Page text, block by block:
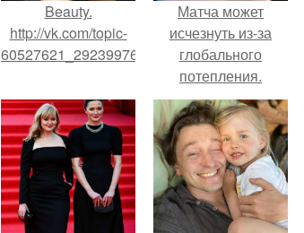
Beauty.
http://vk.com/topic-
60527621_29239976.
Матча может
исчезнуть из-за
глобального
потепления.